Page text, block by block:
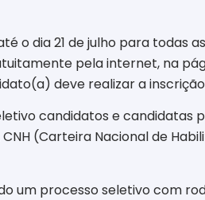
o dia 21 de julho para todas
pela internet, na
deve realizar a
candidatos e candidatas
(Carteira Nacional de
um processo seletivocom